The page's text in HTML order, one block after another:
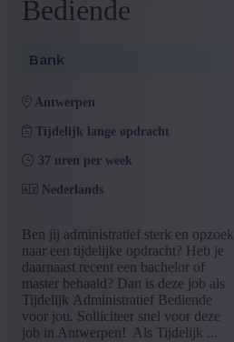
Bediende
Bank
antwerpen
Tijdelijk lange opdracht
37 uren per week
Nederlands
Ben jij administratief sterk en opzoek
naar een tijdelijke opdracht? Heb je
daarnaast recent een bachelor of
master behaald? Dan is deze job als
Tijdelijk Administratief Bediende
voor jou. Solliciteer snel voor deze
job in Antwerpen! Als Tijdelijk ...